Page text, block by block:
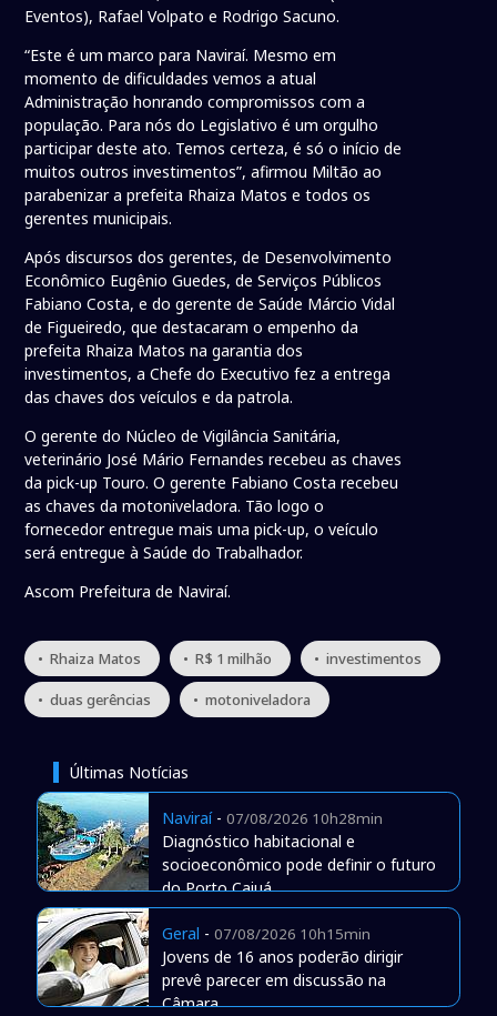
Eventos), Rafael Volpato e Rodrigo Sacuno.
“Este é um marco para Naviraí. Mesmo em
momento de dificuldades vemos a atual
Administração honrando compromissos com a
população. Para nós do Legislativo é um orgulho
participar deste ato. Temos certeza, é só o início de
muitos outros investimentos”, afirmou Miltão ao
parabenizar a prefeita Rhaiza Matos e todos os
gerentes municipais.
Após discursos dos gerentes, de Desenvolvimento
Econômico Eugênio Guedes, de Serviços Públicos
Fabiano Costa, e do gerente de Saúde Márcio Vidal
de Figueiredo, que destacaram o empenho da
prefeita Rhaiza Matos na garantia dos
investimentos, a Chefe do Executivo fez a entrega
das chaves dos veículos e da patrola.
O gerente do Núcleo de Vigilância Sanitária,
veterinário José Mário Fernandes recebeu as chaves
da pick-up Touro. O gerente Fabiano Costa recebeu
as chaves da motoniveladora. Tão logo o
fornecedor entregue mais uma pick-up, o veículo
será entregue à Saúde do Trabalhador.
Ascom Prefeitura de Naviraí.
• Rhaiza Matos • R$ 1 milhão • investimentos
• duas gerências • motoniveladora
Últimas Notícias
Naviraí- 07/08/2026 10h28min
Diagnóstico habitacional e
socioeconômico pode definir o futuro
do Porto Caiuá
Geral - 07/08/2026 10h15min
Jovens de 16 anos poderão dirigir
prevê parecer em discussão na
Câmara